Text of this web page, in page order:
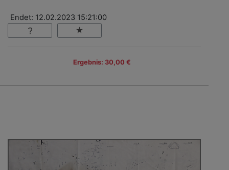
Endet: 12.02.2023 15:21:00
Ergebnis: 30,00 €